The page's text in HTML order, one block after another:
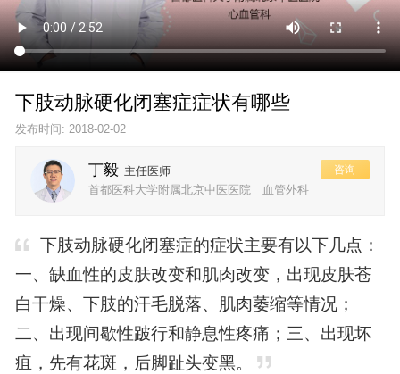
下肢动脉硬化闭塞症症状有哪些
发布时间: 2018-02-02
丁毅 主任医师 咨询
首都医科大学附属北京中医医院 血管外科
下肢动脉硬化闭塞症的症状主要有以下几点：
一、缺血性的皮肤改变和肌肉改变，出现皮肤苍
白干燥、下肢的汗毛脱落、肌肉萎缩等情况；
二、出现间歇性跛行和静息性疼痛；三、出现坏
疽，先有花斑，后脚趾头变黑。